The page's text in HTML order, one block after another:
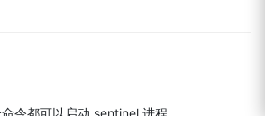
令都可以启动 sentinel 进程。